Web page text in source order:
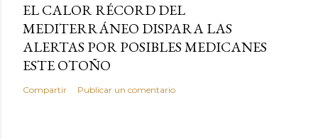
EL CALOR RÉCORD DEL
MEDITERRÁNEO DISPARA LAS
ALERTAS POR POSIBLES MEDICANES
ESTE OTOÑO
Compartir Publicar un comentario